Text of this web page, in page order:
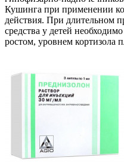
Кушинга при применении
действия. При длительном
средства у детей
ростом, уровнем кортизола